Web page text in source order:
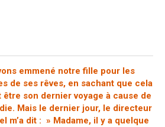
emmené notre fille pour les
de ses rêves, en sachant que cela
être son dernier voyage à cause de
Mais le dernier jour, le directeur
m’a dit : » Madame, il y a quelque